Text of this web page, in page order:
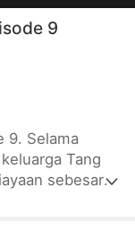
9
9. Selama
Tang
sebesar